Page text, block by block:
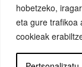
hobetzeko,
eta gure trafikoa
cookieak